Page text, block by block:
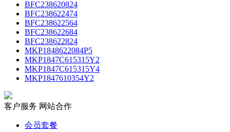
BFC238620824
BFC238622474
BFC238622564
BFC238622684
BFC238622824
MKP1848622084P5
MKP1847C615315Y2
MKP1847C615315Y4
MKP1847610354Y2
客户服务 网站合作
会员套餐